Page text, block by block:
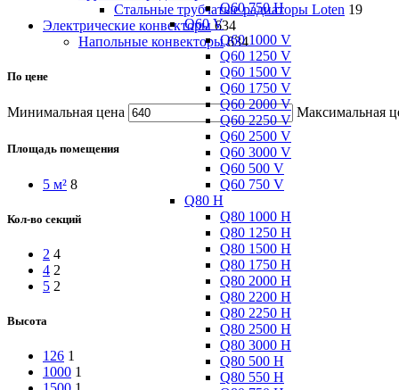
Q60 750 H
Q60 V
Q60 1000 V
Q60 1250 V
Q60 1500 V
Q60 1750 V
Q60 2000 V
Q60 2250 V
Q60 2500 V
Q60 3000 V
Q60 500 V
Q60 750 V
Q80 H
Q80 1000 H
Q80 1250 H
Q80 1500 H
Q80 1750 H
Q80 2000 H
Q80 2200 H
Q80 2250 H
Q80 2500 H
Q80 3000 H
Q80 500 H
Q80 550 H
Cтальные трубчатые радиаторы Loten 19
Электрические конвекторы 634
Напольные конвекторы 634
По цене
Минимальная цена Максимальная
Площадь помещения
5 м² 8
Кол-во секций
2 4
4 2
5 2
Высота
126 1
1000 1